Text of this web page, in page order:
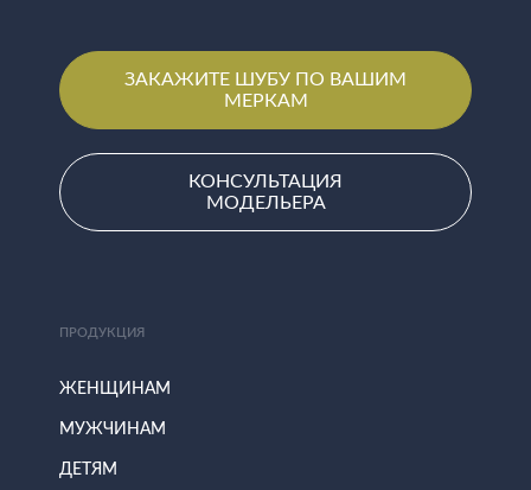
ЗАКАЖИТЕ ШУБУ ПО ВАШИМ
МЕРКАМ
КОНСУЛЬТАЦИЯ
МОДЕЛЬЕРА
ПРОДУКЦИЯ
ЖЕНЩИНАМ
МУЖЧИНАМ
ДЕТЯМ